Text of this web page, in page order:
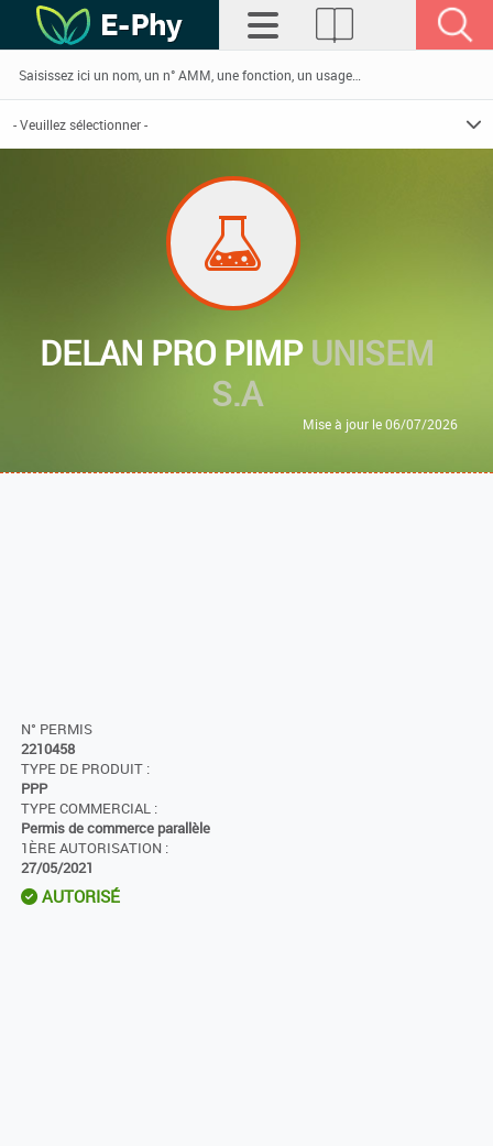
DELAN PRO PIMPUNISEM
S.A
Mise à jour le 06/07/2026
N° PERMIS
2210458
TYPE DE PRODUIT :
PPP
TYPE COMMERCIAL :
Permis de commerce parallèle
1ÈRE AUTORISATION :
27/05/2021
AUTORISÉ